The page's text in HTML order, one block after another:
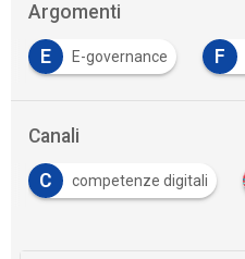
Argomenti
E E-governance F
Canali
C competenze digitali